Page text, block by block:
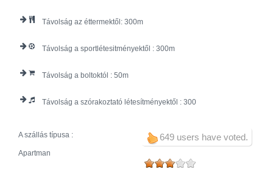
Távolság az éttermektől: 300
Távolság a sportlétesitményektől : 300
Távolság a boltoktól : 50
Távolság a szórakoztató létesítményektől : 300
649 users have voted.
A szállás típusa :
Apartman